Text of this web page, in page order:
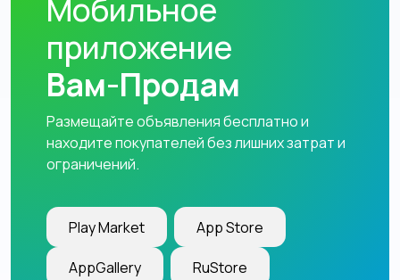
Мобильное
приложение
Вам-Продам
Размещайте объявления бесплатно и
находите покупателей без лишних затрат и
ограничений.
Play Market App Store
AppGallery RuStore